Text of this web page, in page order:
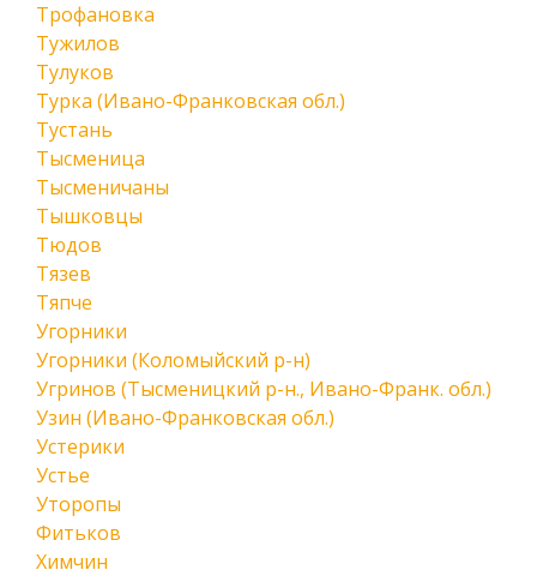
Трофановка
Тужилов
Тулуков
Турка (Ивано-Франковская обл.)
Тустань
Тысменица
Тысменичаны
Тышковцы
Тюдов
Тязев
Тяпче
Угорники
Угорники (Коломыйский р-н)
Угринов (Тысменицкий р-н., Ивано-Франк. обл.)
Узин (Ивано-Франковская обл.)
Устерики
Устье
Уторопы
Фитьков
Химчин